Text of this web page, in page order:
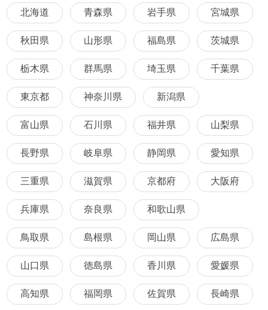
北海道 青森県 岩手県 宮城県
秋田県 山形県 福島県 茨城県
栃木県 群馬県 埼玉県 千葉県
東京都 神奈川県 新潟県
富山県 石川県 福井県 山梨県
長野県 岐阜県 静岡県 愛知県
三重県 滋賀県 京都府 大阪府
兵庫県 奈良県 和歌山県
鳥取県 島根県 岡山県 広島県
山口県 徳島県 香川県 愛媛県
高知県 福岡県 佐賀県 長崎県